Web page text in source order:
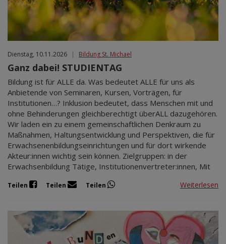
Dienstag, 10.11.2026 | Bildung St. Michael
Ganz dabei! STUDIENTAG
Bildung ist für ALLE da. Was bedeutet ALLE für uns als
Anbietende von Seminaren, Kursen, Vorträgen, für
Institutionen…? Inklusion bedeutet, dass Menschen mit und
ohne Behinderungen gleichberechtigt überALL dazugehören.
Wir laden ein zu einem gemeinschaftlichen Denkraum zu
Maßnahmen, Haltungsentwicklung und Perspektiven, die für
Erwachsenenbildungseinrichtungen und für dort wirkende
Akteur:innen wichtig sein können. Zielgruppen: in der
Erwachsenbildung Tätige, Institutionenvertreter:innen, Mit
Teilen Teilen Teilen Weiterlesen